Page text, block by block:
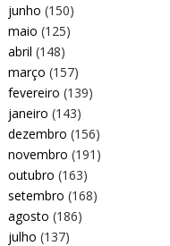
junho (150)
maio (125)
abril (148)
março (157)
fevereiro (139)
janeiro (143)
dezembro (156)
novembro (191)
outubro (163)
setembro (168)
agosto (186)
julho (137)